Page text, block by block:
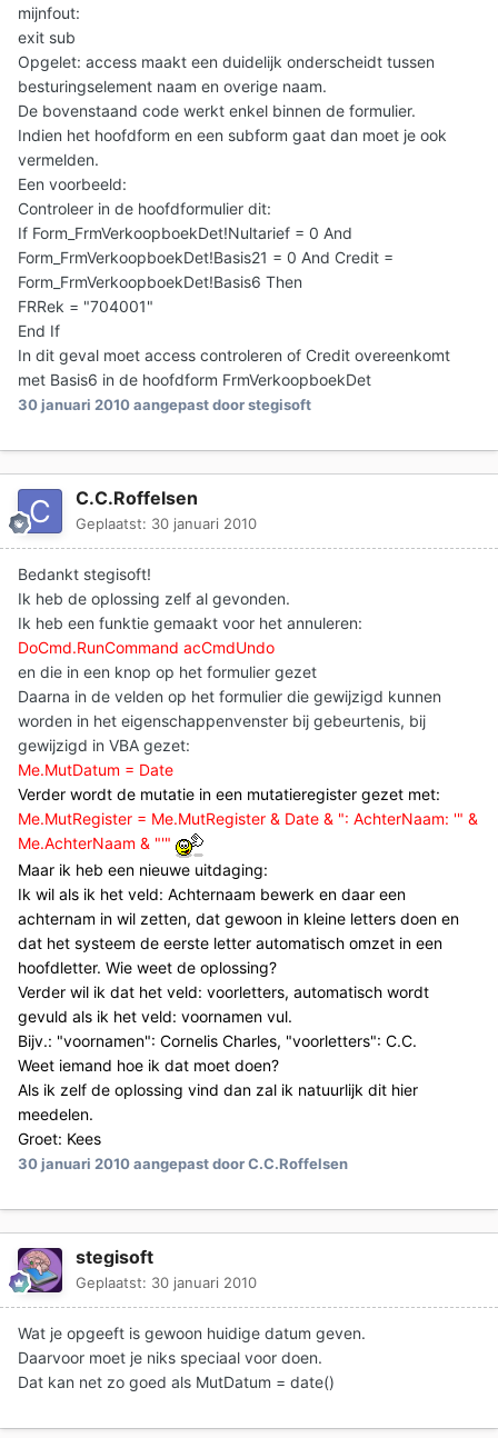
mijnfout:
exit sub
Opgelet: access maakt een duidelijk onderscheidt tussen
besturingselement naam en overige naam.
De bovenstaand code werkt enkel binnen de formulier.
Indien het hoofdform en een subform gaat dan moet je ook
vermelden.
Een voorbeeld:
Controleer in de hoofdformulier dit:
If Form_FrmVerkoopboekDet!Nultarief = 0 And
Form_FrmVerkoopboekDet!Basis21 = 0 And Credit =
Form_FrmVerkoopboekDet!Basis6 Then
FRRek = "704001"
End If
In dit geval moet access controleren of Credit overeenkomt
met Basis6 in de hoofdform FrmVerkoopboekDet
30 januari 2010aangepast door stegisoft
C.C.Roffelsen
Geplaatst: 30 januari 2010
Bedankt stegisoft!
Ik heb de oplossing zelf al gevonden.
Ik heb een funktie gemaakt voor het annuleren:
DoCmd.RunCommand acCmdUndo
en die in een knop op het formulier gezet
Daarna in de velden op het formulier die gewijzigd kunnen
worden in het eigenschappenvenster bij gebeurtenis, bij
gewijzigd in VBA gezet:
Me.MutDatum = Date
Verder wordt de mutatie in een mutatieregister gezet met:
Me.MutRegister = Me.MutRegister & Date & ": AchterNaam: '" &
Me.AchterNaam & "'"
Maar ik heb een nieuwe uitdaging:
Ik wil als ik het veld: Achternaam bewerk en daar een
achternam in wil zetten, dat gewoon in kleine letters doen en
dat het systeem de eerste letter automatisch omzet in een
hoofdletter. Wie weet de oplossing?
Verder wil ik dat het veld: voorletters, automatisch wordt
gevuld als ik het veld: voornamen vul.
Bijv.: "voornamen": Cornelis Charles, "voorletters": C.C.
Weet iemand hoe ik dat moet doen?
Als ik zelf de oplossing vind dan zal ik natuurlijk dit hier
meedelen.
Groet: Kees
30 januari 2010aangepast door C.C.Roffelsen
stegisoft
Geplaatst: 30 januari 2010
Wat je opgeeft is gewoon huidige datum geven.
Daarvoor moet je niks speciaal voor doen.
Dat kan net zo goed als MutDatum = date()